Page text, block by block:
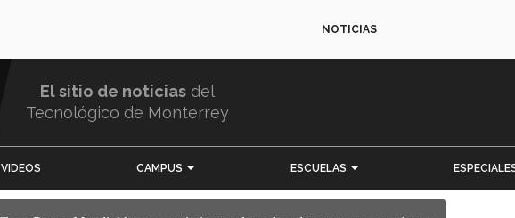
NOTICIAS
El sitio de noticias del
Tecnológico de Monterrey
VIDEOS CAMPUS ESCUELAS